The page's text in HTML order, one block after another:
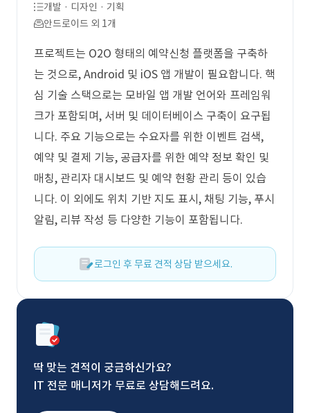
개발 · 디자인 · 기획
안드로이드 외 1개
프로젝트는 O2O 형태의 예약신청 플랫폼을 구축하
는 것으로, Android 및 iOS 앱 개발이 필요합니다. 핵
심 기술 스택으로는 모바일 앱 개발 언어와 프레임워
크가 포함되며, 서버 및 데이터베이스 구축이 요구됩
니다. 주요 기능으로는 수요자를 위한 이벤트 검색,
예약 및 결제 기능, 공급자를 위한 예약 정보 확인 및
매칭, 관리자 대시보드 및 예약 현황 관리 등이 있습
니다. 이 외에도 위치 기반 지도 표시, 채팅 기능, 푸시
알림, 리뷰 작성 등 다양한 기능이 포함됩니다.
로그인 후 무료 견적 상담 받으세요.
딱 맞는 견적이 궁금하신가요?
IT 전문 매니저가 무료로 상담해드려요.